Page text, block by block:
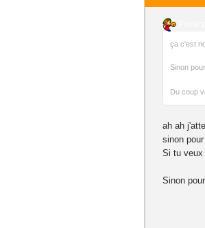
ça c'est
Sinon
Du coup
ah ah
sinon
Si tu veux
Sinon